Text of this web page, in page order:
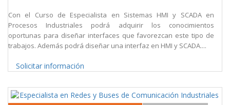
Con el Curso de Especialista en Sistemas HMI y SCADA en
Procesos Industriales podrá adquirir los conocimientos
oportunas para diseñar interfaces que favorezcan este tipo de
trabajos. Además podrá diseñar una interfaz en HMI y SCADA....
Solicitar información